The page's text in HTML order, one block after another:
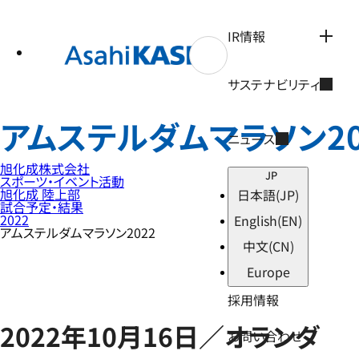
IR情報
サステナビリティ
ニュース
JP
日本語(JP)
English(EN)
中文(CN)
Europe
採用情報
お問い合わせ
アムステルダムマラソン
旭化成株式会社
スポーツ・イベント活動
旭化成 陸上部
試合予定・結果
2022
アムステルダムマラソン2022
2022年10月16日／オランダ